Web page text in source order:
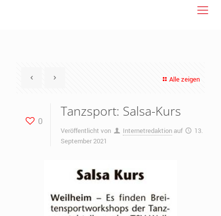
Alle zeigen
0
Tanzsport: Salsa-Kurs
Veröffentlicht von Internetredaktion auf
13.
September 2021